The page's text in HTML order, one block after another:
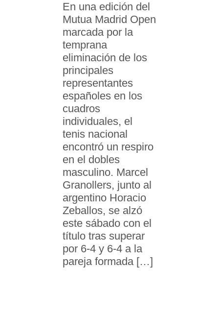
En una edición del
Mutua Madrid Open
marcada por la
temprana
eliminación de los
principales
representantes
españoles en los
cuadros
individuales, el
tenis nacional
encontró un respiro
en el dobles
masculino. Marcel
Granollers, junto al
argentino Horacio
Zeballos, se alzó
este sábado con el
título tras superar
por 6-4 y 6-4 a la
pareja formada […]